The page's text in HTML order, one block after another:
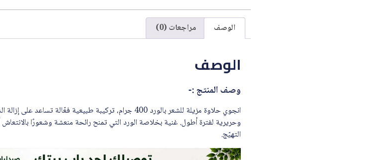
الوصف مراجعات (0)
الوصف
وصف المنتج :-
انجوي حلاوة مزيلة للشعر بالورد 400 جرام، تركيبة طبيعية
وحريرية لفترة أطول. غنية بخلاصة الورد التي تمنح رائحة منعشة وشعورًا بالانتعاش
التهيّج.